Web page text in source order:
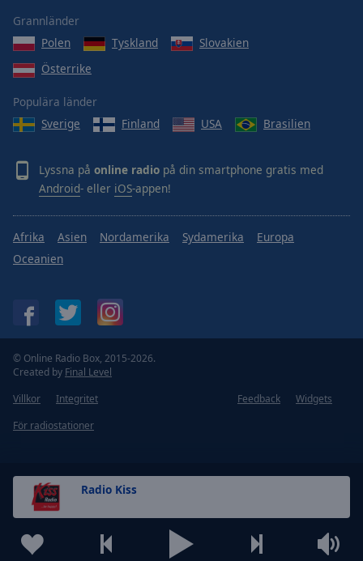
Radio Kiss
Grannländer
Polen
Tyskland
Slovakien
Österrike
Populära länder
Sverige
Finland USA Brasilien
Lyssna på online radio på din smartphone gratis med
Android- eller iOS-appen!
Afrika Asien Nordamerika Sydamerika
Europa
Oceanien
© Online Radio Box, 2015-2026.
Created by Final Level
Villkor
Integritet Feedback
Widgets
För radiostationer